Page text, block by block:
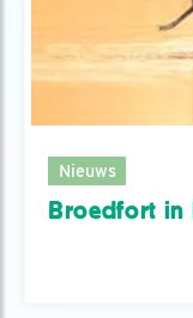
Nieuws
Broedfort in